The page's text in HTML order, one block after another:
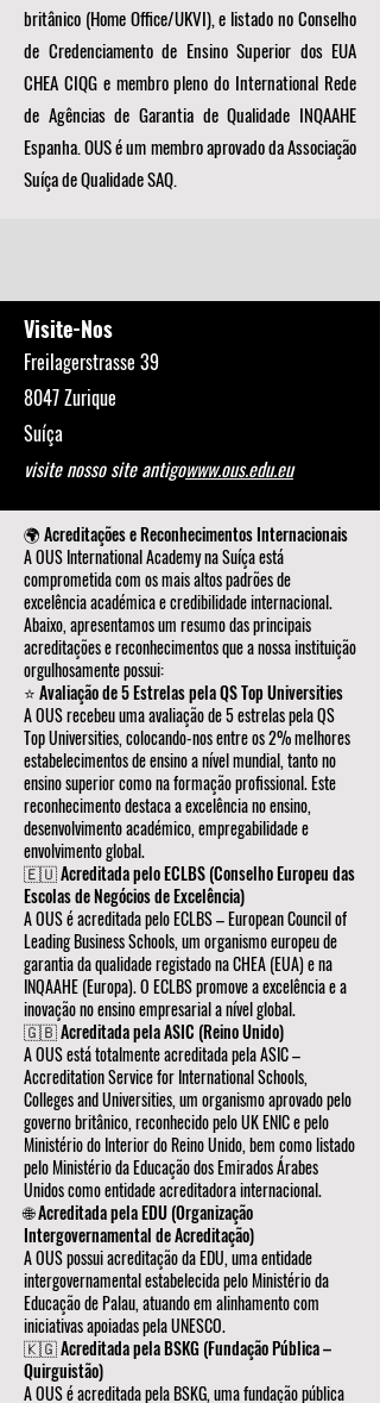
britânico (Home Office/UKVI), e listado no Conselho
de Credenciamento de Ensino Superior dos EUA
CHEA CIQG e membro pleno do International Rede
de Agências de Garantia de Qualidade INQAAHE
Espanha. OUS é um membro aprovado da Associação
Suíça de Qualidade SAQ.
Visite-Nos
Freilagerstrasse 39
8047 Zurique
Suíça
visite nosso site antigowww.ous.edu.eu
🌍 Acreditações e Reconhecimentos Internacionais
A OUS International Academy na Suíça está
comprometida com os mais altos padrões de
excelência académica e credibilidade internacional.
Abaixo, apresentamos um resumo das principais
acreditações e reconhecimentos que a nossa instituição
orgulhosamente possui:
⭐ Avaliação de 5 Estrelas pela QS Top Universities
A OUS recebeu uma avaliação de 5 estrelas pela QS
Top Universities, colocando-nos entre os 2% melhores
estabelecimentos de ensino a nível mundial, tanto no
ensino superior como na formação profissional. Este
reconhecimento destaca a excelência no ensino,
desenvolvimento académico, empregabilidade e
envolvimento global.
🇪🇺 Acreditada pelo ECLBS (Conselho Europeu das
Escolas de Negócios de Excelência)
A OUS é acreditada pelo ECLBS – European Council of
Leading Business Schools, um organismo europeu de
garantia da qualidade registado na CHEA (EUA) e na
INQAAHE (Europa). O ECLBS promove a excelência e a
inovação no ensino empresarial a nível global.
🇬🇧 Acreditada pela ASIC (Reino Unido)
A OUS está totalmente acreditada pela ASIC –
Accreditation Service for International Schools,
Colleges and Universities, um organismo aprovado pelo
governo britânico, reconhecido pelo UK ENIC e pelo
Ministério do Interior do Reino Unido, bem como listado
pelo Ministério da Educação dos Emirados Árabes
Unidos como entidade acreditadora internacional.
🌐 Acreditada pela EDU (Organização
Intergovernamental de Acreditação)
A OUS possui acreditação da EDU, uma entidade
intergovernamental estabelecida pelo Ministério da
Educação de Palau, atuando em alinhamento com
iniciativas apoiadas pela UNESCO.
🇰🇬 Acreditada pela BSKG (Fundação Pública –
Quirguistão)
A OUS é acreditada pela BSKG, uma fundação pública